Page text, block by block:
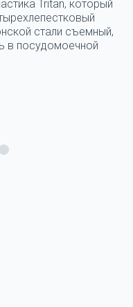
Tritan, который
стали съемный,
в посудомоечной